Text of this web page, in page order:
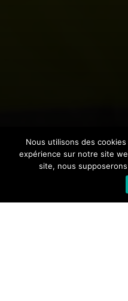
Nous utilisons des
expérience sur notre site
site, nous